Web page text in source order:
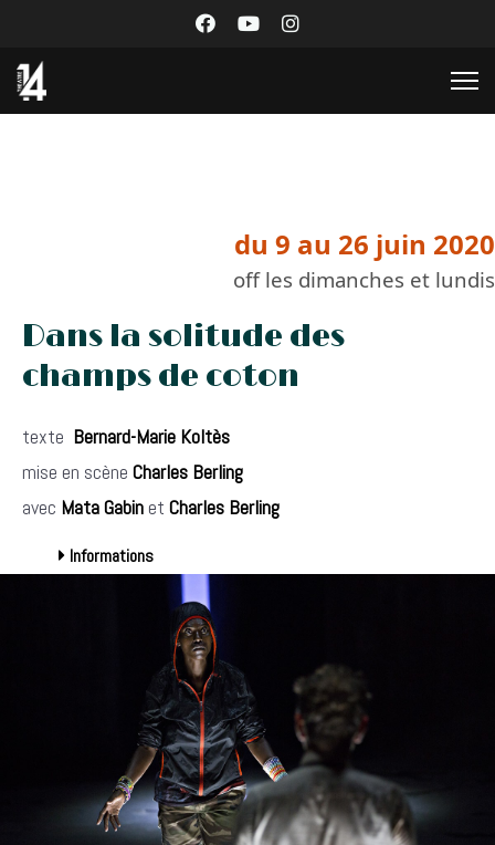
du 9 au 26 juin 2020
off les dimanches et lundis
Dans la solitude des
champs de coton
texte Bernard-Marie Koltès
mise en scène Charles Berling
avec Mata Gabin et Charles Berling
Informations